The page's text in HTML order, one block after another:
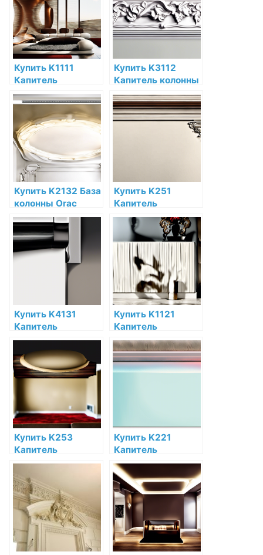
интернет-
магазине
интернет-
магазине
Купить K1111
Капитель
полуколонны Orac
Decor
Дюрополимер
Orac Decor по
низкой цене в
интернет-
магазине
Купить K3112
Капитель колонны
Orac Decor
Полиуретан по
низкой цене в
Купить K2132 База
колонны Orac
Decor Полиуретан
по низкой цене в
интернет-
магазине
Купить K251
Капитель
пилястры Orac
Decor Полиуретан
Orac Decor по
низкой цене в
интернет-
магазине
Купить K4131
Капитель
полуколонны Orac
Decor Полиуретан
по низкой цене в
интернет-
магазине
Купить K1121
Капитель
полуколонны Orac
Decor
Дюрополимер
Orac Decor по
Купить K253
Капитель
пилястры Orac
Decor Полиуретан
по низкой цене в
интернет-
магазине
Купить K221
Капитель
пилястры Orac
Decor Полиуретан
по низкой цене в
интернет-
магазине